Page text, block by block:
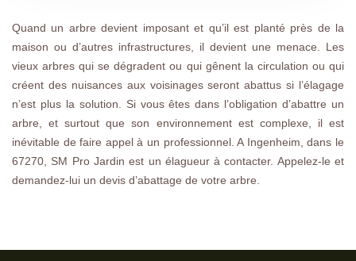
Quand un arbre devient imposant et qu’il est planté près de la
maison ou d’autres infrastructures, il devient une menace. Les
vieux arbres qui se dégradent ou qui gênent la circulation ou qui
créent des nuisances aux voisinages seront abattus si l’élagage
n’est plus la solution. Si vous êtes dans l’obligation d’abattre un
arbre, et surtout que son environnement est complexe, il est
inévitable de faire appel à un professionnel. A Ingenheim, dans le
67270, SM Pro Jardin est un élagueur à contacter. Appelez-le et
demandez-lui un devis d’abattage de votre arbre.